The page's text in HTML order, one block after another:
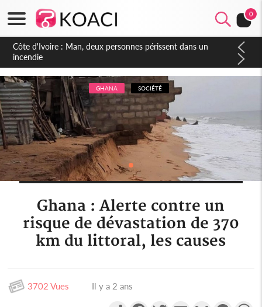
0
Côte d'Ivoire : Séileu, la célébration de la fête nationale
transformée en vaste campagne contre les produits
dépigmentants dangereux
GHANA SOCIÉTÉ
Ghana : Alerte contre un
risque de dévastation de 370
km du littoral, les causes
3702 Vues Il y a 2 ans